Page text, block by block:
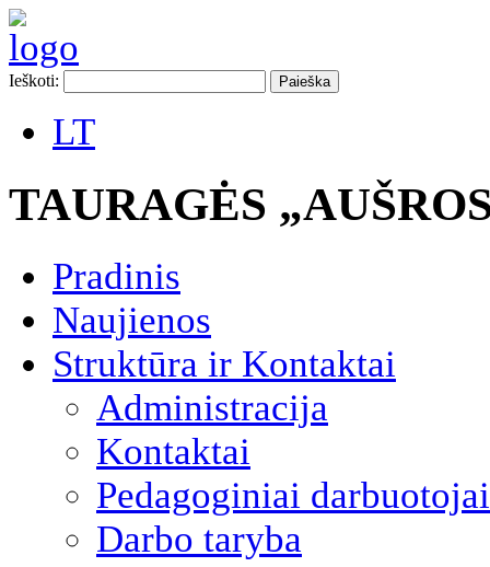
Ieškoti:
LT
TAURAGĖS
Pradinis
Naujienos
Struktūra ir Kontaktai
Administracija
Kontaktai
Pedagoginiai darbuotojai
Darbo taryba